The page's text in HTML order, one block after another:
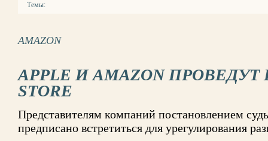
Темы:
AMAZON
APPLE И AMAZON
STORE
Представителям компаний постановлением
предписано встретиться для урегулирования